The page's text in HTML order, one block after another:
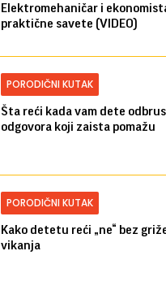
Elektromehaničar i
praktične savete (VIDEO)
PORODIČNI KUTAK
Šta reći kada vam dete
odgovora koji zaista pomažu
PORODIČNI KUTAK
Kako detetu reći „ne“ bez
vikanja